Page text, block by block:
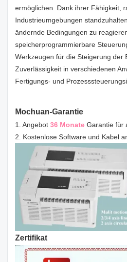
ermöglichen. Dank ihrer Fähigkeit,
Industrieumgebungen
ändernde Bedingungen zu
speicherprogrammierbare
Werkzeugen für die Steigerung der
Zuverlässigkeit in verschiedenen
Fertigungs- und
Mochuan-Garantie
1. Angebot 36 Monate Garantie für
2. Kostenlose Software und Kabel
Zertifikat